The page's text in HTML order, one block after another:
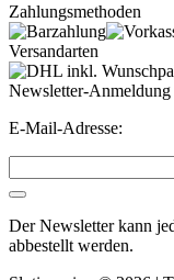
Zahlungsmethoden
Versandarten
Newsletter-Anmeldung
E-Mail-Adresse:
Der Newsletter kann
abbestellt werden.